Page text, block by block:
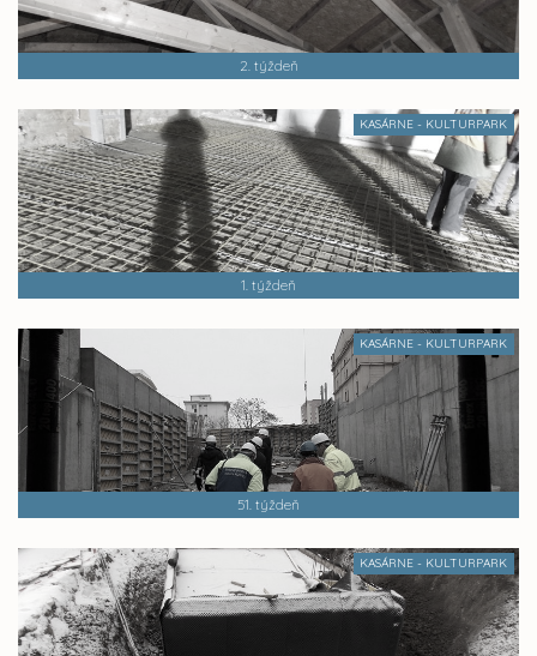
2. týždeň
KASÁRNE - KULTURPARK
1. týždeň
KASÁRNE - KULTURPARK
51. týždeň
KASÁRNE - KULTURPARK